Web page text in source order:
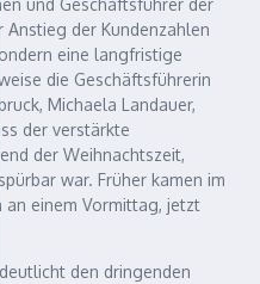
und Geschäftsführer der
der Kundenzahlen
eine langfristige
die Geschäftsführerin
Michaela Landauer,
der verstärkte
der Weihnachtszeit,
war. Früher kamen im
einem Vormittag, jetzt
den dringenden